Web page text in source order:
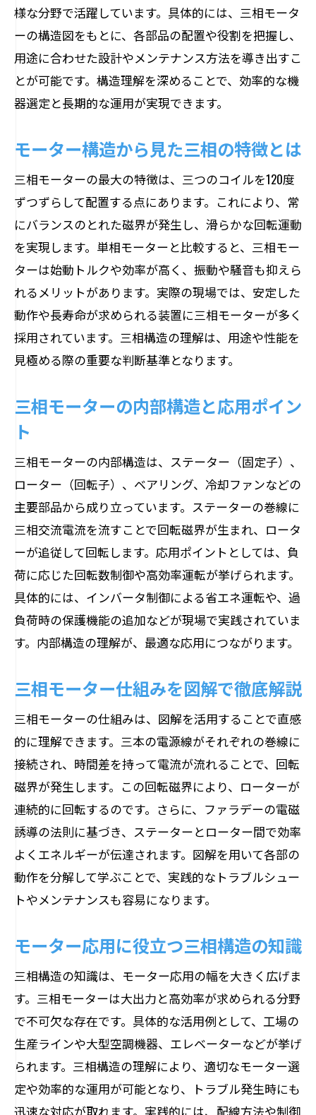
様な分野で活躍しています。具体的には、三相モータ
ーの構造図をもとに、各部品の配置や役割を把握し、
用途に合わせた設計やメンテナンス方法を導き出すこ
とが可能です。構造理解を深めることで、効率的な機
器選定と長期的な運用が実現できます。
モーター構造から見た三相の特徴とは
三相モーターの最大の特徴は、三つのコイルを120度
ずつずらして配置する点にあります。これにより、常
にバランスのとれた磁界が発生し、滑らかな回転運動
を実現します。単相モーターと比較すると、三相モー
ターは始動トルクや効率が高く、振動や騒音も抑えら
れるメリットがあります。実際の現場では、安定した
動作や長寿命が求められる装置に三相モーターが多く
採用されています。三相構造の理解は、用途や性能を
見極める際の重要な判断基準となります。
三相モーターの内部構造と応用ポイン
ト
三相モーターの内部構造は、ステーター（固定子）、
ローター（回転子）、ベアリング、冷却ファンなどの
主要部品から成り立っています。ステーターの巻線に
三相交流電流を流すことで回転磁界が生まれ、ロータ
ーが追従して回転します。応用ポイントとしては、負
荷に応じた回転数制御や高効率運転が挙げられます。
具体的には、インバータ制御による省エネ運転や、過
負荷時の保護機能の追加などが現場で実践されていま
す。内部構造の理解が、最適な応用につながります。
三相モーター仕組みを図解で徹底解説
三相モーターの仕組みは、図解を活用することで直感
的に理解できます。三本の電源線がそれぞれの巻線に
接続され、時間差を持って電流が流れることで、回転
磁界が発生します。この回転磁界により、ローターが
連続的に回転するのです。さらに、ファラデーの電磁
誘導の法則に基づき、ステーターとローター間で効率
よくエネルギーが伝達されます。図解を用いて各部の
動作を分解して学ぶことで、実践的なトラブルシュー
トやメンテナンスも容易になります。
モーター応用に役立つ三相構造の知識
三相構造の知識は、モーター応用の幅を大きく広げま
す。三相モーターは大出力と高効率が求められる分野
で不可欠な存在です。具体的な活用例として、工場の
生産ラインや大型空調機器、エレベーターなどが挙げ
られます。三相構造の理解により、適切なモーター選
定や効率的な運用が可能となり、トラブル発生時にも
迅速な対応が取れます。実践的には、配線方法や制御